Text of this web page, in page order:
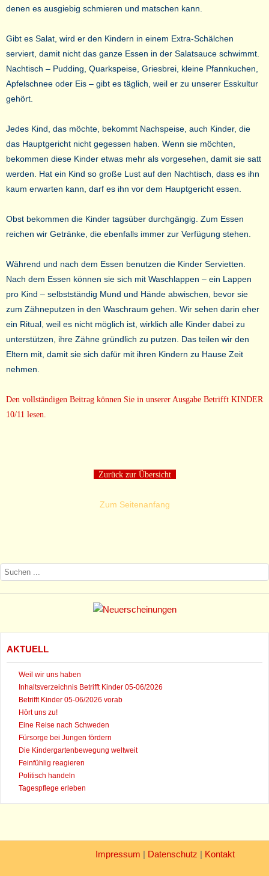
denen es ausgiebig schmieren und matschen kann.
Gibt es Salat, wird er den Kindern in einem Extra-Schälchen
serviert, damit nicht das ganze Essen in der Salatsauce schwimmt.
Nachtisch – Pudding, Quarkspeise, Griesbrei, kleine Pfannkuchen,
Apfelschnee oder Eis – gibt es täglich, weil er zu unserer Esskultur
gehört.
Jedes Kind, das möchte, bekommt Nachspeise, auch Kinder, die
das Hauptgericht nicht gegessen haben. Wenn sie möchten,
bekommen diese Kinder etwas mehr als vorgesehen, damit sie satt
werden. Hat ein Kind so große Lust auf den Nachtisch, dass es ihn
kaum erwarten kann, darf es ihn vor dem Hauptgericht essen.
Obst bekommen die Kinder tagsüber durchgängig. Zum Essen
reichen wir Getränke, die ebenfalls immer zur Verfügung stehen.
Während und nach dem Essen benutzen die Kinder Servietten.
Nach dem Essen können sie sich mit Waschlappen – ein Lappen
pro Kind – selbstständig Mund und Hände abwischen, bevor sie
zum Zähneputzen in den Waschraum gehen. Wir sehen darin eher
ein Ritual, weil es nicht möglich ist, wirklich alle Kinder dabei zu
unterstützen, ihre Zähne gründlich zu putzen. Das teilen wir den
Eltern mit, damit sie sich dafür mit ihren Kindern zu Hause Zeit
nehmen.
Den vollständigen Beitrag können Sie in unserer Ausgabe Betrifft KINDER
10/11 lesen.
Zurück zur Übersicht
Zum Seitenanfang
AKTUELL
Weil wir uns haben
Inhaltsverzeichnis Betrifft Kinder 05-06/2026
Betrifft Kinder 05-06/2026 vorab
Hört uns zu!
Eine Reise nach Schweden
Fürsorge bei Jungen fördern
Die Kindergartenbewegung weltweit
Feinfühlig reagieren
Politisch handeln
Tagespflege erleben
Impressum | Datenschutz | Kontakt